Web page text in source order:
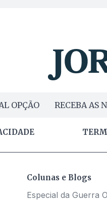
OPÇÃO RECEBA AS
Colunas e Blogs
Especial da Guerra